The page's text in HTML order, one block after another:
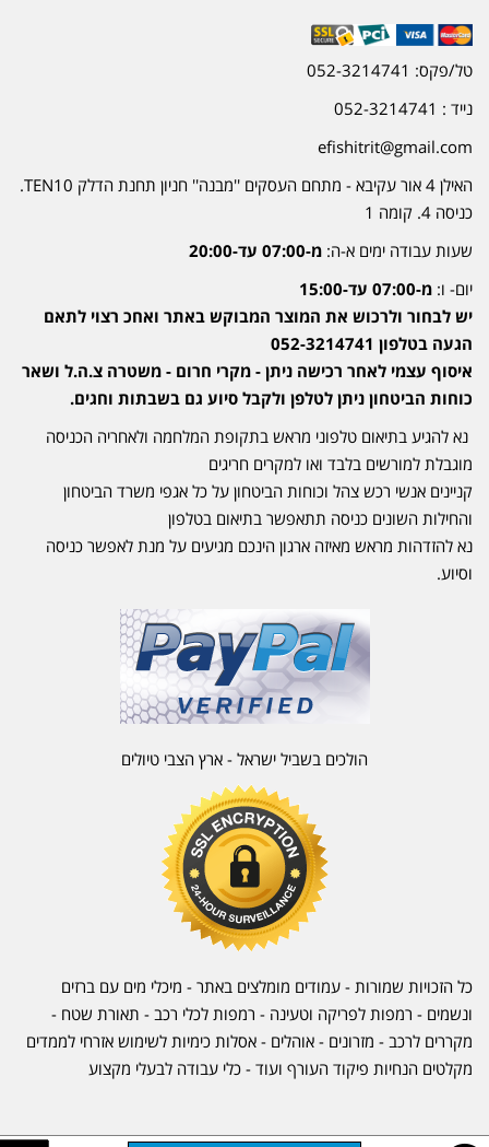
טל/פקס: 052-3214741
נייד : 052-3214741
efishitrit@gmail.com
האילן 4 אור עקיבא - מתחם העסקים ''מבנה'' חניון תחנת הדלק TEN10.
כניסה 4. קומה 1
שעות עבודה ימים א-ה: מ-07:00 עד-20:00
יום- ו: מ-07:00 עד-15:00
יש לבחור ולרכוש את המוצר המבוקש באתר ואחכ רצוי לתאם
הגעה בטלפון 052-3214741
איסוף עצמי לאחר רכישה ניתן - מקרי חרום - משטרה צ.ה.ל ושאר
כוחות הביטחון ניתן לטלפן ולקבל סיוע גם בשבתות וחגים.
נא להגיע בתיאום טלפוני מראש בתקופת המלחמה ולאחריה הכניסה
מוגבלת למורשים בלבד ואו למקרים חריגים
קניינים אנשי רכש צהל וכוחות הביטחון על כל אגפי משרד הביטחון
והחילות השונים כניסה תתאפשר בתיאום בטלפון
נא להזדהות מראש מאיזה ארגון הינכם מגיעים על מנת לאפשר כניסה
וסיוע.
הולכים בשביל ישראל - ארץ הצבי טיולים
כל הזכויות שמורות - עמודים מומלצים באתר - מיכלי מים עם ברזים
ונשמים - רמפות לפריקה וטעינה - רמפות לכלי רכב - תאורת שטח -
מקררים לרכב - מזרונים - אוהלים - אסלות כימיות לשימוש אזרחי לממדים
מקלטים הנחיות פיקוד העורף ועוד - כלי עבודה לבעלי מקצוע